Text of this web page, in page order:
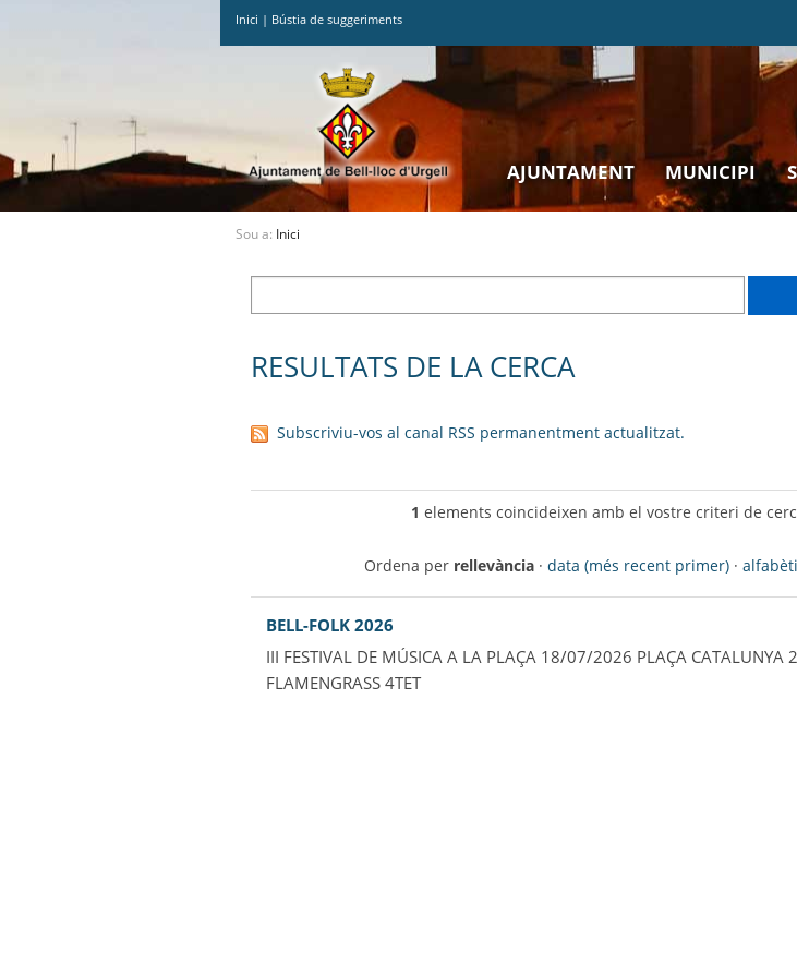
Inici | Bústia de suggeriments
AJUNTAMENT MUNICIPI
Sou a: Inici
RESULTATS DE LA CERCA
Subscriviu-vos al canal RSS permanentment actualitzat.
1 elements coincideixen amb el vostre criteri de
Ordena per rellevància · data (més recent primer) ·
BELL-FOLK 2026
III FESTIVAL DE MÚSICA A LA PLAÇA 18/07/2026 PLAÇA CATALUNYA
FLAMENGRASS 4TET